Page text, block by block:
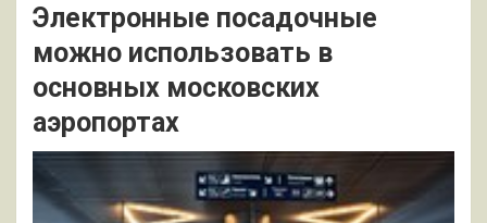
Электронные посадочные
можно использовать в
основных московских
аэропортах